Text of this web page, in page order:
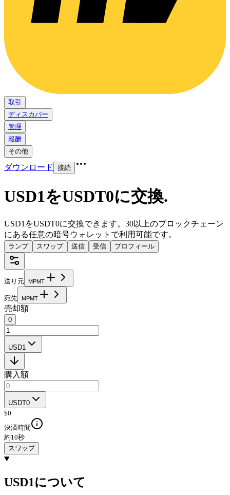
取引
ディスカバー
管理
報酬
その他
ダウンロード 接続
USD1をUSDT0に交換.
USD1をUSDT0に交換できます。30以上のブロックチェーン
にある任意の暗号ウォレットで利用可能です。
ランプ スワップ 送信 受信 プロフィール
送り元 MPMT
宛先 MPMT
売却額
0
USD1
購入額
USDT0
$0
決済時間
約10秒
スワップ
USD1について